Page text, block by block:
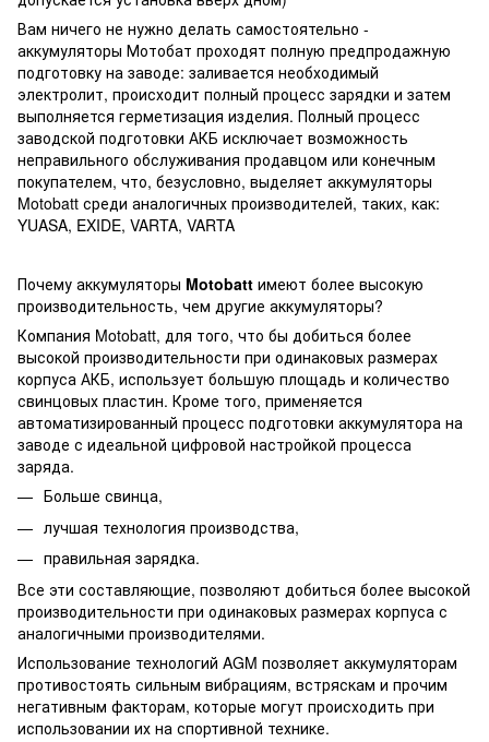
Вам ничего не нужно делать самостоятельно -
аккумуляторы Мотобат проходят полную предпродажную
подготовку на заводе: заливается необходимый
электролит, происходит полный процесс зарядки и затем
выполняется герметизация изделия. Полный процесс
заводской подготовки АКБ исключает возможность
неправильного обслуживания продавцом или конечным
покупателем, что, безусловно, выделяет аккумуляторы
Motobatt среди аналогичных производителей, таких, как:
YUASA, EXIDE, VARTA, VARTA
Почему аккумуляторы Motobatt имеют более высокую
производительность, чем другие аккумуляторы?
Компания Motobatt, для того, что бы добиться более
высокой производительности при одинаковых размерах
корпуса АКБ, использует большую площадь и количество
свинцовых пластин. Кроме того, применяется
автоматизированный процесс подготовки аккумулятора на
заводе с идеальной цифровой настройкой процесса
заряда.
Больше свинца,
лучшая технология производства,
правильная зарядка.
Все эти составляющие, позволяют добиться более высокой
производительности при одинаковых размерах корпуса с
аналогичными производителями.
Использование технологий AGM позволяет аккумуляторам
противостоять сильным вибрациям, встряскам и прочим
негативным факторам, которые могут происходить при
использовании их на спортивной технике.